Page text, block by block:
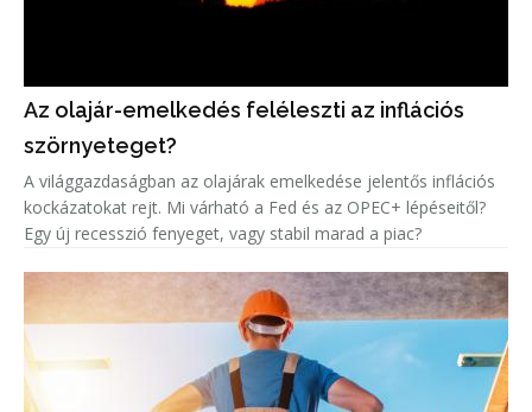
Az olajár-emelkedés feléleszti az inflációs
szörnyeteget?
A világgazdaságban az olajárak emelkedése jelentős inflációs
kockázatokat rejt. Mi várható a Fed és az OPEC+ lépéseitől?
Egy új recesszió fenyeget, vagy stabil marad a piac?